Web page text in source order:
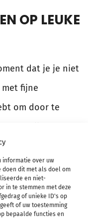
informatie over uw
dit met als doel om
en niet-
in te stemmen met deze
of unieke ID's op
of uw toestemming
bepaalde functies en
OP LEUKE
dat je je niet
fijne
om door te
die een
vind je er
wat jij kunt doen